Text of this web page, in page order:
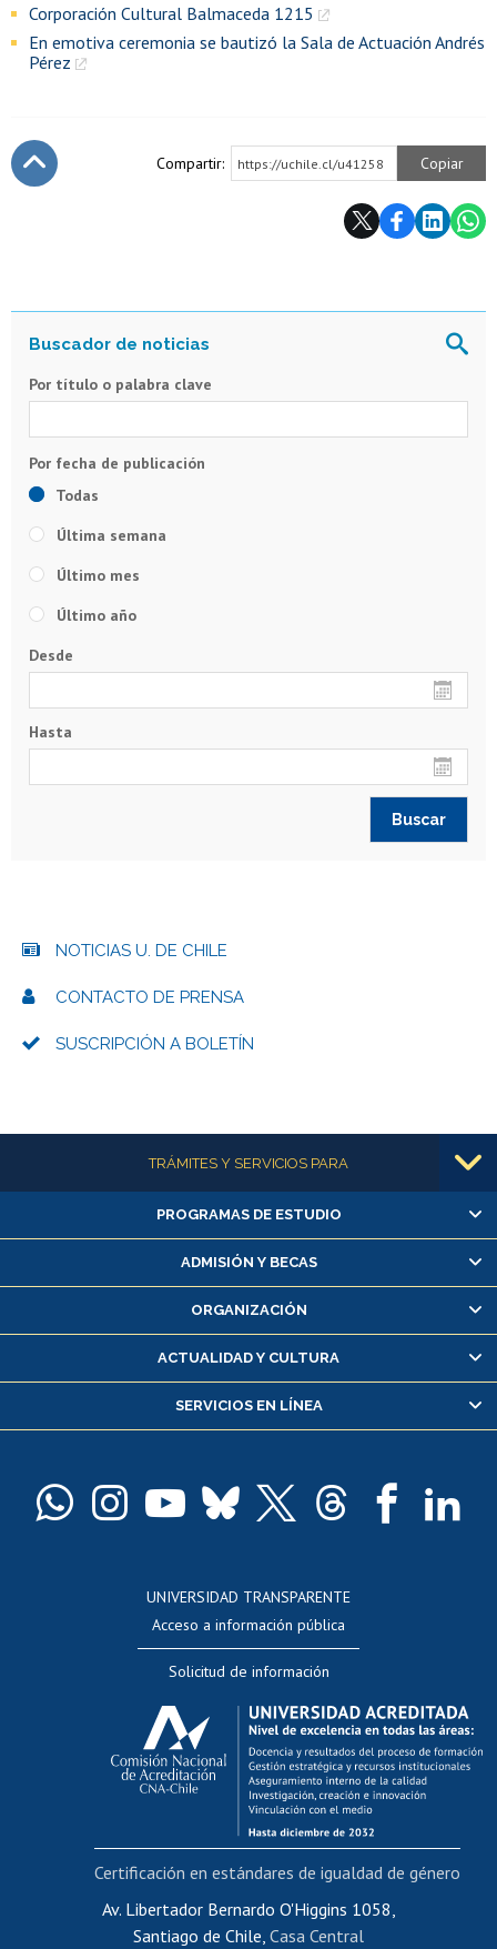
Corporación Cultural Balmaceda 1215
En emotiva ceremonia se bautizó la Sala de Actuación Andrés
Pérez
Compartir: https://uchile.cl/u41258 Copiar
Por título o palabra clave
Todas
Última semana
Último mes
Último año
Desde
Hasta
NOTICIAS U. DE CHILE
CONTACTO DE PRENSA
SUSCRIPCIÓN A BOLETÍN
Más informaciónTRÁMITES Y SERVICIOS PARA
Alumnas/os y exalumnas/os
Matrícula en línea
Inscripción y cambio de asignaturas
Consulta y certificado de notas
Servicio médico y dental
Pago de arancel y crédito alumnos
Docentes
Evaluación docente
Calificación académica
Postulación al AUCAI
Funcionarias/os
Cursos internos de capacitación
Bienestar del personal
Portal de movilidad interna
Certificado de renta
Certificado de renta honorarios
PROGRAMAS DE ESTUDIO
ADMISIÓN Y BECAS
ORGANIZACIÓN
ACTUALIDAD Y CULTURA
SERVICIOS EN LÍNEA
UNIVERSIDAD TRANSPARENTE
Acceso a información pública
Solicitud de información
Av. Libertador Bernardo O'Higgins 1058,
Santiago de Chile, Casa Central
Certificación en estándares de igualdad de género